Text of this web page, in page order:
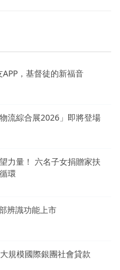
，基督徒的新福音
流綜合展2026」即將登場
力量！ 六名子女捐贈家扶
環
辨識功能上市
規模國際銀團社會貸款